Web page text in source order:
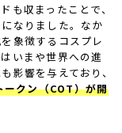
も収まったことで、
なりました。なか
象徴するコスプレ
いまや世界への進
影響を与えており、
クン（COT）が開